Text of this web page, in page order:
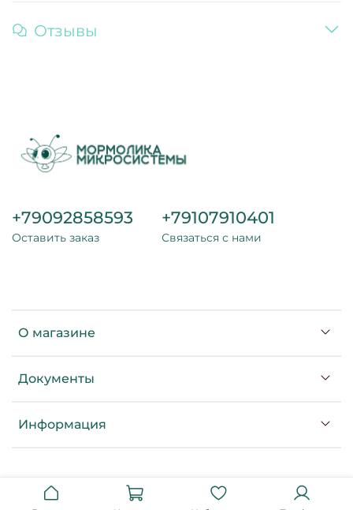
Отзывы
О магазине
Документы
Информация
+79092858593
Оставить заказ
+79107910401
Связаться с нами